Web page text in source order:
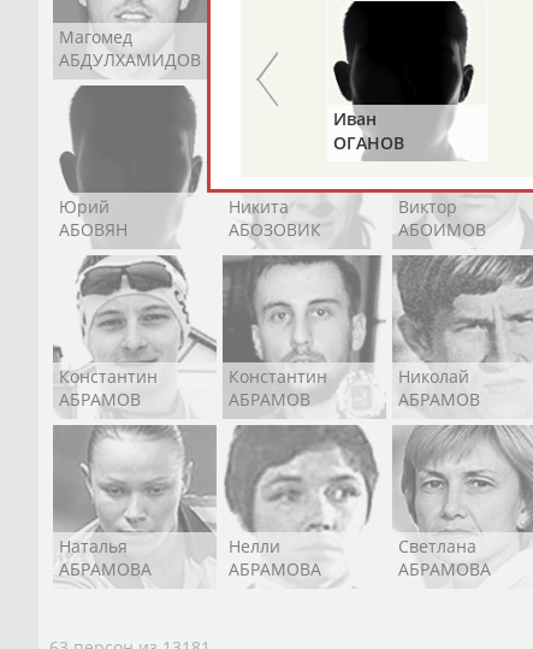
Магомед
АБДУЛХАМИДОВ
АБДУРАХМАНОВ
АБДУРАШИДОВ
Юрий
АБОВЯН
Никита
АБОЗОВИК
Виктор
АБОИМОВ
Константин
АБРАМОВ
Константин
АБРАМОВ
Николай
АБРАМОВ
Наталья
АБРАМОВА
Нелли
АБРАМОВА
Светлана
АБРАМОВА
Альгирдас
ЛАУРИТЕНАС
Иван
ОГАНОВ